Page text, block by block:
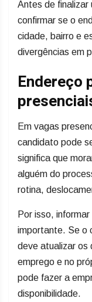
Antes de finalizar
confirmar se o
cidade, bairro e
divergências em
Endereço
Em vagas
candidato pode
significa que
alguém do
rotina,
Por isso,
importante. Se o
deve atualizar os
emprego e no
pode fazer a
disponibilidade.